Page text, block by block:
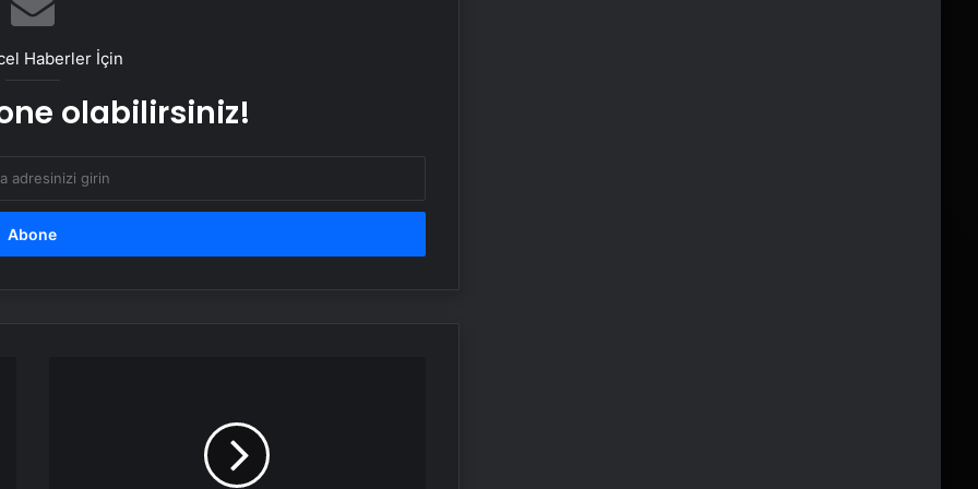
Bahçe Mobilyaları Nasıl Seçilir
25 Yıllık Miras Davasında Gözler
Haberler İçin
olabilirsiniz!